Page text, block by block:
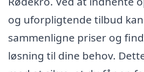
og uforpligtende tilbud
sammenligne priser og
løsning til dine behov.